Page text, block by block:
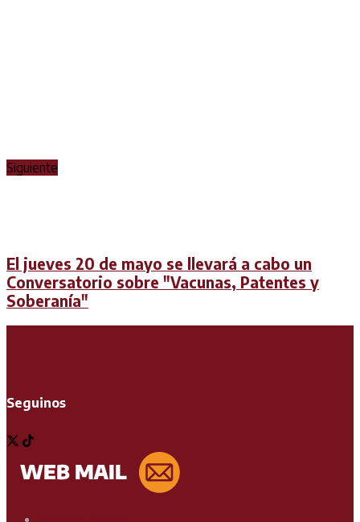
Siguiente
El jueves 20 de mayo se llevará a cabo un
Conversatorio sobre "Vacunas, Patentes y
Soberanía"
Seguinos